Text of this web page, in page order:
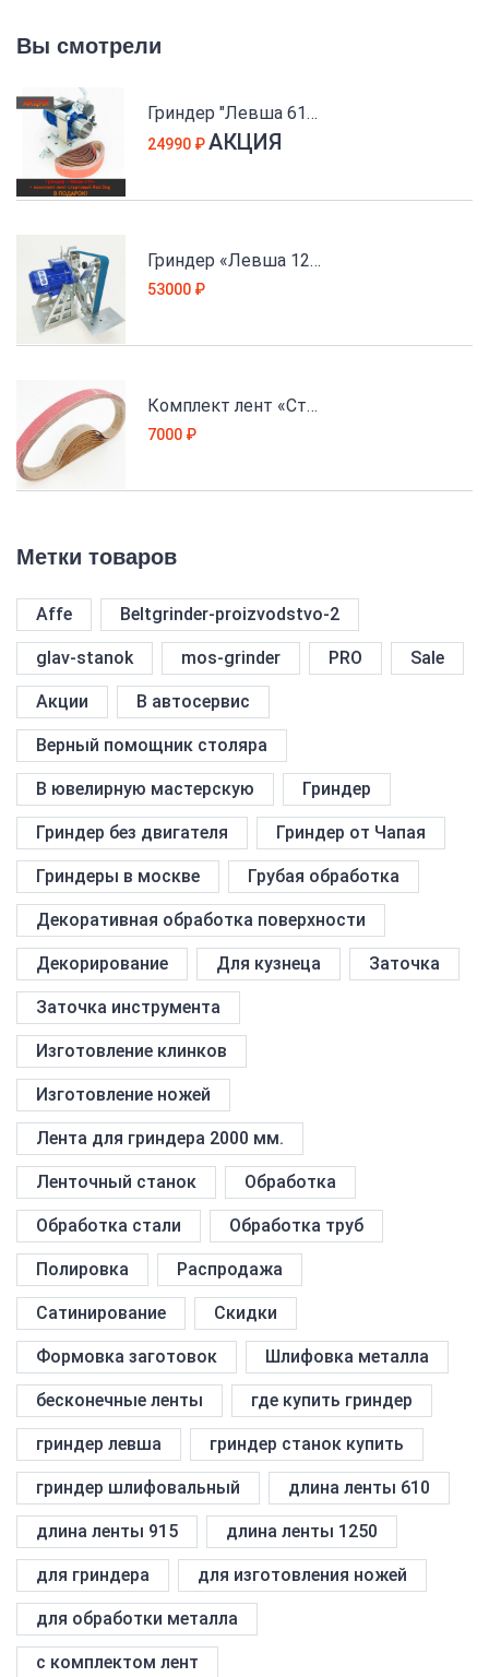
Вы смотрели
Гриндер "Левша 610" + комплект лент стартовый Red Dog
24990 ₽АКЦИЯ
Гриндер «Левша 1250PRO» с поворотным основанием
53000 ₽
Комплект лент «Стартовый P80 1250 RED DOG»
7000 ₽
Метки товаров
Affe Beltgrinder-proizvodstvo-2
glav-stanok mos-grinder PRO Sale
Акции В автосервис
Верный помощник столяра
В ювелирную мастерскую Гриндер
Гриндер без двигателя Гриндер от Чапая
Гриндеры в москве Грубая обработка
Декоративная обработка поверхности
Декорирование Для кузнеца Заточка
Заточка инструмента
Изготовление клинков
Изготовление ножей
Лента для гриндера 2000 мм.
Ленточный станок Обработка
Обработка стали Обработка труб
Полировка Распродажа
Сатинирование Скидки
Формовка заготовок Шлифовка металла
бесконечные ленты где купить гриндер
гриндер левша гриндер станок купить
гриндер шлифовальный длина ленты 610
длина ленты 915 длина ленты 1250
для гриндера для изготовления ножей
для обработки металла
с комплектом лент